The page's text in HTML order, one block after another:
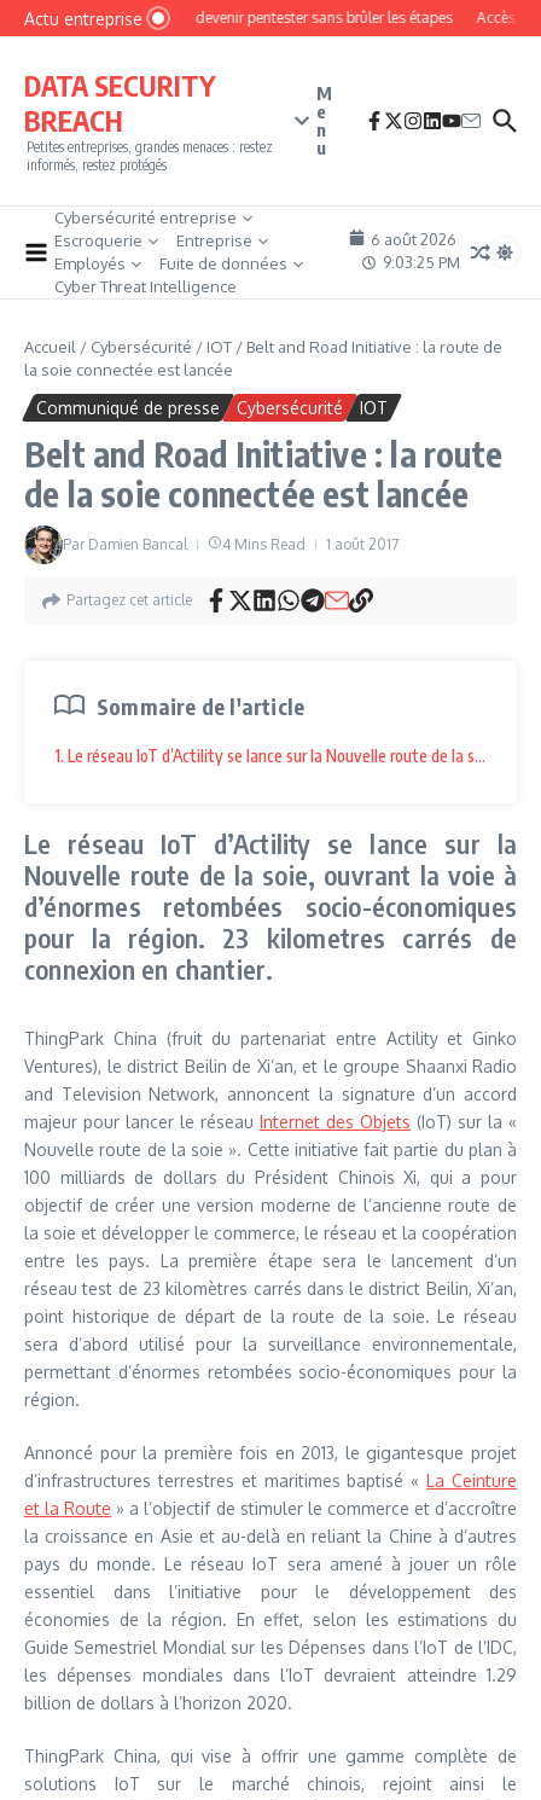
Aller au contenu
Actu entrepriseComment devenir pentester sans brûler les étapes Accès
DATA SECURITY
BREACH
Petites entreprises, grandes menaces : restez
informés, restez protégés
M
e
n
u
Cybersécurité entreprise
Escroquerie
Entreprise
Employés
Fuite de données
Cyber Threat Intelligence
6 août 2026
9:03:27 PM
Accueil / Cybersécurité / IOT / Belt and Road Initiative : la route de
la soie connectée est lancée
Communiqué de presse Cybersécurité IOT
Belt and Road Initiative : la route
de la soie connectée est lancée
Par Damien Bancal 4 Mins Read 1 août 2017
Partagez cet article
Sommaire de l'article
1. Le réseau IoT d’Actility se lance sur la Nouvelle route de la soie,
Le réseau IoT d’Actility se lance sur la
Nouvelle route de la soie, ouvrant la voie à
d’énormes retombées socio-économiques
pour la région. 23 kilometres carrés de
connexion en chantier.
ThingPark China (fruit du partenariat entre Actility et Ginko
Ventures), le district Beilin de Xi’an, et le groupe Shaanxi Radio
and Television Network, annoncent la signature d’un accord
majeur pour lancer le réseau Internet des Objets (IoT) sur la «
Nouvelle route de la soie ». Cette initiative fait partie du plan à
100 milliards de dollars du Président Chinois Xi, qui a pour
objectif de créer une version moderne de l’ancienne route de
la soie et développer le commerce, le réseau et la coopération
entre les pays. La première étape sera le lancement d’un
réseau test de 23 kilomètres carrés dans le district Beilin, Xi’an,
point historique de départ de la route de la soie. Le réseau
sera d’abord utilisé pour la surveillance environnementale,
permettant d’énormes retombées socio-économiques pour la
région.
Annoncé pour la première fois en 2013, le gigantesque projet
d’infrastructures terrestres et maritimes baptisé «La Ceinture
et la Route » a l’objectif de stimuler le commerce et d’accroître
la croissance en Asie et au-delà en reliant la Chine à d’autres
pays du monde. Le réseau IoT sera amené à jouer un rôle
essentiel dans l’initiative pour le développement des
économies de la région. En effet, selon les estimations du
Guide Semestriel Mondial sur les Dépenses dans l’IoT de l’IDC,
les dépenses mondiales dans l’IoT devraient atteindre 1.29
billion de dollars à l’horizon 2020.
ThingPark China, qui vise à offrir une gamme complète de
solutions IoT sur le marché chinois, rejoint ainsi le